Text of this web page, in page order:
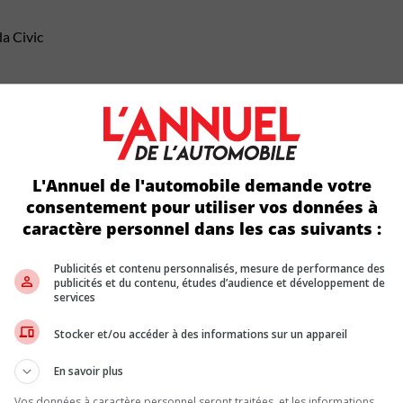
Civic
véhicules électrifiés, mais la ferveur pour le 100 % électrique
à passer à l’électrique. Les hybrides dominent désormais
et Toyota Land Cruiser.
de plus de 3 % pour atteindre 61 431 $, tandis que celui
de prix. Du côté de l’usagé, la rareté devrait toutefois
2025, leur plus forte part en trois ans. Ils représentent aussi
L'Annuel de l'automobile demande votre
consentement pour utiliser vos données à
caractère personnel dans les cas suivants :
Publicités et contenu personnalisés, mesure de performance des
publicités et du contenu, études d’audience et développement de
services
Stocker et/ou accéder à des informations sur un appareil
En savoir plus